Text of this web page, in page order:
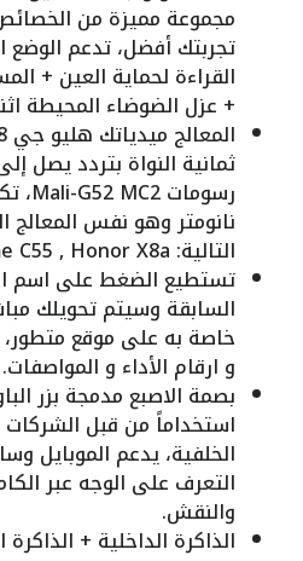
مجموعة مميزة من
تجربتك أفضل، تدعم الوضع
+ عزل الضوضاء المحيطة
نانومتر وهو نفس المعالج
التالية: Realme C55 , Honor X8a.
تستطيع الضغط على اسم
السابقة وسيتم تحويلك
خاصة به على موقع متطور،
و ارقام الأداء و المواصفات.
بصمة الاصبع مدمجة بزر
استخداماً من قبل الشركات
الخلفية، يدعم الموبايل
التعرف على الوجه عبر
والنقش.
الذاكرة الداخلية +